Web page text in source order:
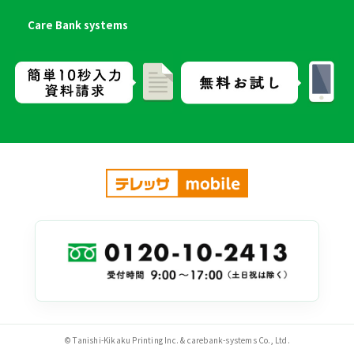
Care Bank systems
© Tanishi-Kikaku Printing Inc. & carebank-systems Co., Ltd.